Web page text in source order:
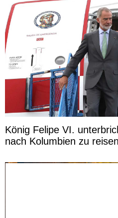
König Felipe VI.
nach Kolumbien zu reisen